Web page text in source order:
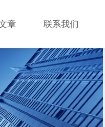
章 联系我们